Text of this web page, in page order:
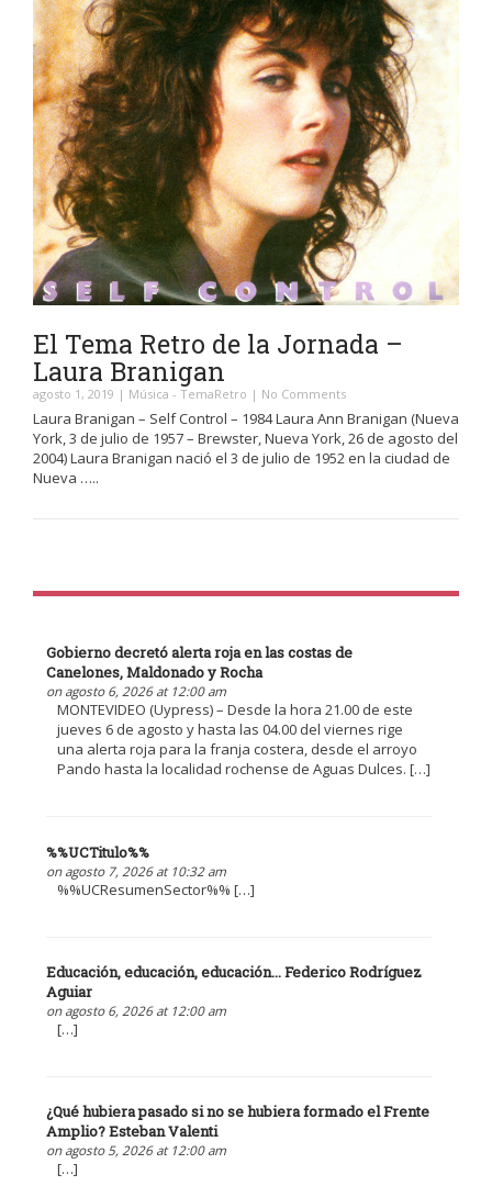
El Tema Retro de la Jornada –
Laura Branigan
agosto 1, 2019 | Música - TemaRetro | No Comments
Laura Branigan – Self Control – 1984 Laura Ann Branigan (Nueva
York, 3 de julio de 1957 – Brewster, Nueva York, 26 de agosto del
2004) Laura Branigan nació el 3 de julio de 1952 en la ciudad de
Nueva …..
Gobierno decretó alerta roja en las costas de
Canelones, Maldonado y Rocha
on agosto 6, 2026 at 12:00 am
MONTEVIDEO (Uypress) – Desde la hora 21.00 de este
jueves 6 de agosto y hasta las 04.00 del viernes rige
una alerta roja para la franja costera, desde el arroyo
Pando hasta la localidad rochense de Aguas Dulces. […]
%%UCTitulo%%
on agosto 7, 2026 at 10:32 am
%%UCResumenSector%% […]
Educación, educación, educación... Federico Rodríguez
Aguiar
on agosto 6, 2026 at 12:00 am
[…]
¿Qué hubiera pasado si no se hubiera formado el Frente
Amplio? Esteban Valenti
on agosto 5, 2026 at 12:00 am
[…]